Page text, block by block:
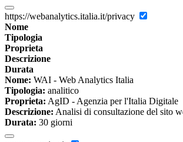
https://webanalytics.italia.it/privacy
Nome
Tipologia
Proprieta
Descrizione
Durata
Nome: WAI - Web Analytics Italia
Tipologia: analitico
Proprieta: AgID - Agenzia per l'Italia Digitale
Descrizione: Analisi di consultazione del sito
Durata: 30 giorni